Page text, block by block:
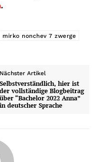
.
mirko nonchev 7 zwerge
Nächster Artikel
Selbstverständlich, hier ist
der vollständige Blogbeitrag
über “Bachelor 2022 Anna”
in deutscher Sprache